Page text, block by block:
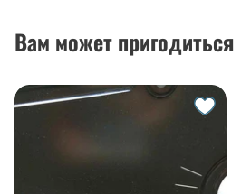
Вам может пригодиться